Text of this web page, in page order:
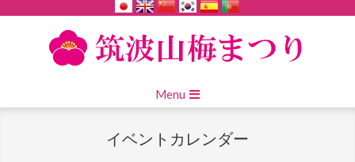
Navigation
Menu
イベントカレンダー